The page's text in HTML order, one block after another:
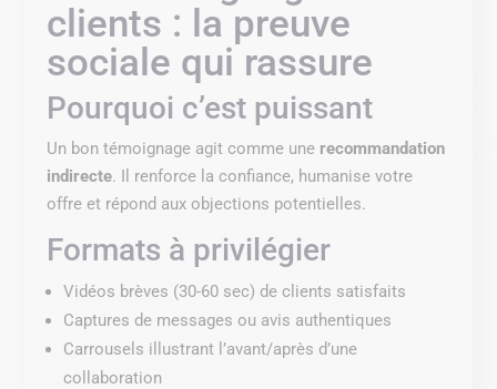
clients : la preuve
sociale qui rassure
Pourquoi c’est puissant
Un bon témoignage agit comme une recommandation
indirecte. Il renforce la confiance, humanise votre
offre et répond aux objections potentielles.
Formats à privilégier
Vidéos brèves (30-60 sec) de clients satisfaits
Captures de messages ou avis authentiques
Carrousels illustrant l’avant/après d’une
collaboration